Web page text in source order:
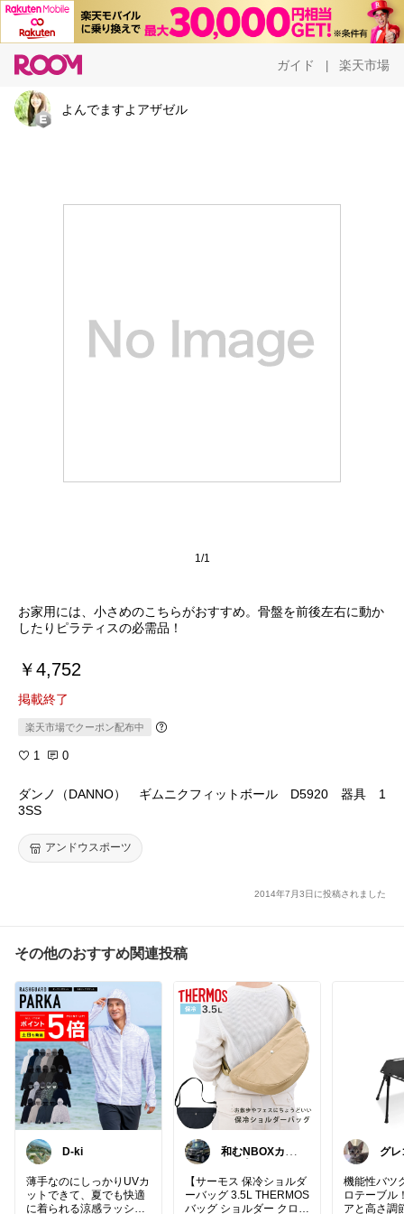
ガイド 楽天市場
よんでますよアザゼル
1/1
お家用には、小さめのこちらがおすすめ。骨盤を前後左右に動か
したりピラティスの必需品！
￥4,752
掲載終了
楽天市場でクーポン配布中
1 0
ダンノ（DANNO） ギムニクフィットボール D5920 器具 1
3SS
アンドウスポーツ
2014年7月3日に投稿されました
その他のおすすめ関連投稿
D-ki
薄手なのにしっかりUVカ
ットできて、夏でも快適
に着られる涼感ラッシュ
和むNBOXカス
【サーモス 保冷ショルダ
ーバッグ 3.5L THERMOS
バッグ ショルダー クロス
グ
💕
機能性バツ
ロテーブル
アと高さ調